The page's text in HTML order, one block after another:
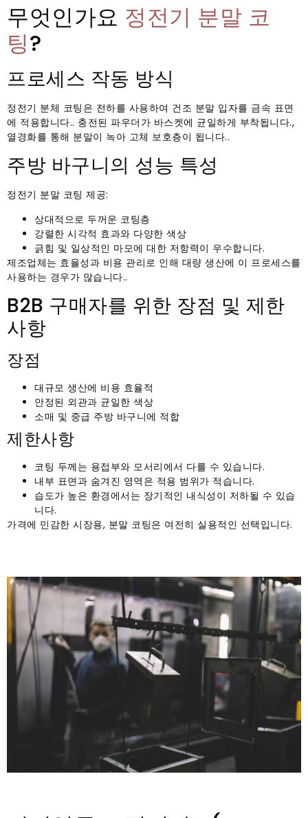
무엇인가요 정전기 분말 코
팅?
프로세스 작동 방식
정전기 분체 코팅은 전하를 사용하여 건조 분말 입자를 금속 표면
에 적용합니다.. 충전된 파우더가 바스켓에 균일하게 부착됩니다.,
열경화를 통해 분말이 녹아 고체 보호층이 됩니다..
주방 바구니의 성능 특성
정전기 분말 코팅 제공:
상대적으로 두꺼운 코팅층
강렬한 시각적 효과와 다양한 색상
긁힘 및 일상적인 마모에 대한 저항력이 우수합니다.
제조업체는 효율성과 비용 관리로 인해 대량 생산에 이 프로세스를
사용하는 경우가 많습니다..
B2B 구매자를 위한 장점 및 제한
사항
장점
대규모 생산에 비용 효율적
안정된 외관과 균일한 색상
소매 및 중급 주방 바구니에 적합
제한사항
코팅 두께는 용접부와 모서리에서 다를 수 있습니다.
내부 표면과 숨겨진 영역은 적용 범위가 적습니다.
습도가 높은 환경에서는 장기적인 내식성이 저하될 수 있습
니다.
가격에 민감한 시장용, 분말 코팅은 여전히 ​​실용적인 선택입니다.